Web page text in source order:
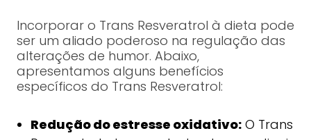
Incorporar o Trans Resveratrol à dieta pode
ser um aliado poderoso na regulação das
alterações de humor. Abaixo,
apresentamos alguns benefícios
específicos do Trans Resveratrol:
Redução do estresse oxidativo:O Trans